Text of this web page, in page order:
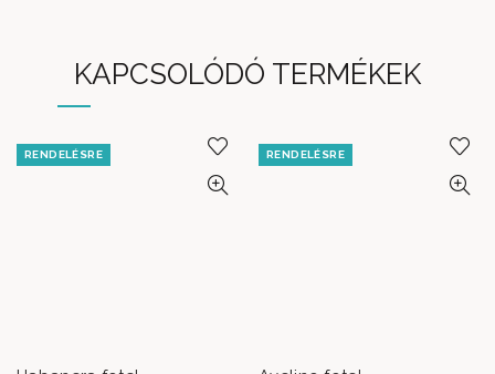
KAPCSOLÓDÓ TERMÉKEK
RENDELÉSRE RENDELÉSRE